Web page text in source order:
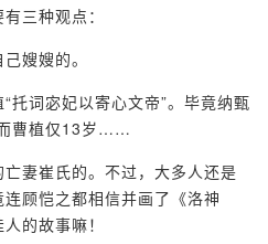
三种观点：
嫂嫂的。
托词宓妃以寄心文帝”。毕竟纳甄
曹植仅13岁……
妻崔氏的。不过，大多人还是
顾恺之都相信并画了《洛神
的故事嘛！